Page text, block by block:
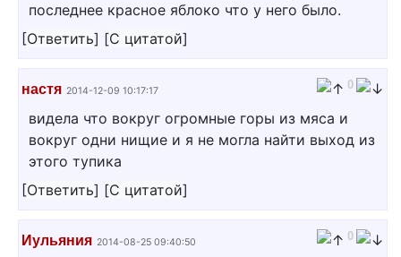
последнее красное яблоко что у него было.
[Ответить] [С цитатой]
настя 2014-12-09 10:17:17 0
видела что вокруг огромные горы из мяса и
вокруг одни нищие и я не могла найти выход из
этого тупика
[Ответить] [С цитатой]
Иульяния 2014-08-25 09:40:50 0